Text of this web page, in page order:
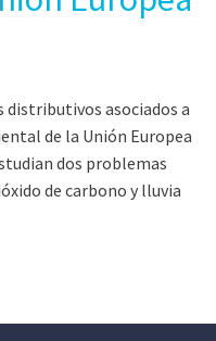
asociados a
de la Unión Europea
dos problemas
de carbono y lluvia